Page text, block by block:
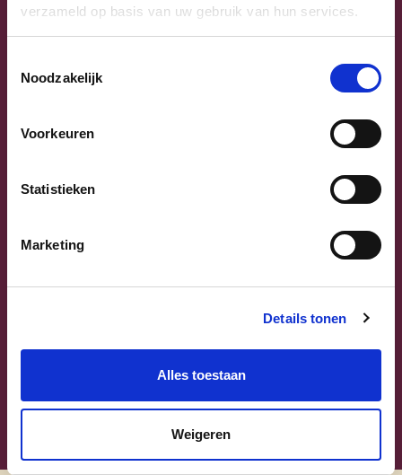
verzameld op basis van uw gebruik van hun services.
Noodzakelijk
Voorkeuren
Statistieken
Marketing
Details tonen
Alles toestaan
Weigeren
Next
alle kandidaten